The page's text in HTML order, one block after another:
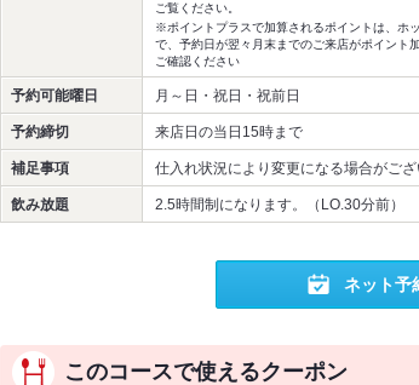
ご覧ください。
※ポイントプラスで加算されるポイントは、ホ
で、予約日が翌々月末までのご来店がポイント
ご確認ください
予約可能曜日 月～日・祝日・祝前日
予約締切 来店日の当日15時まで
補足事項 仕入れ状況により変更になる場合がござ
飲み放題 2.5時間制になります。（LO.30分前）
ネット予
このコースで使えるクーポン